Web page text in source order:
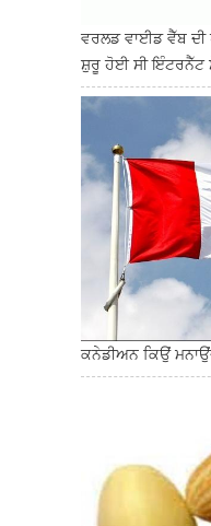
ਵਰਲਡ ਵਾਈਡ ਵੈੱਬ ਦੀ
ਸ਼ੁਰੂ ਹੋਈ ਸੀ ਇੰਟਰਨੈੱਟ
ਕਨੇਡੀਅਨ ਕਿਉਂ